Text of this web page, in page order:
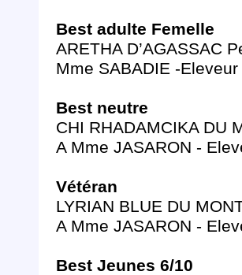
Best adulte Femelle
ARETHA D’AGASSAC
Mme SABADIE -
Best neutre
CHI RHADAMCIKA DU
A Mme JASARON -
Vétéran
LYRIAN BLUE DU
A Mme JASARON -
Best Jeunes 6/10